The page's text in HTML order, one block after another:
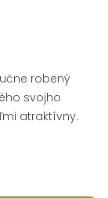
robený
svojho
atraktívny.